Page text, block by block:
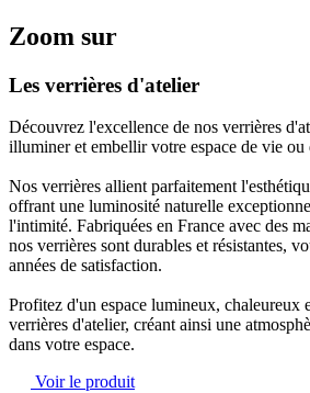
Zoom sur
Les verrières d'atelier
Découvrez l'excellence de nos verrières
illuminer et embellir votre espace de vie ou
Nos verrières allient parfaitement
offrant une luminosité naturelle
l'intimité. Fabriquées en France avec des
nos verrières sont durables et résistantes,
années de satisfaction.
Profitez d'un espace lumineux, chaleureux
verrières d'atelier, créant ainsi une
dans votre espace.
Voir le produit